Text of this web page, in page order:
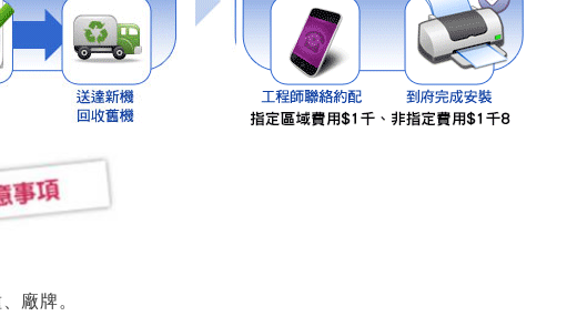
廠牌。